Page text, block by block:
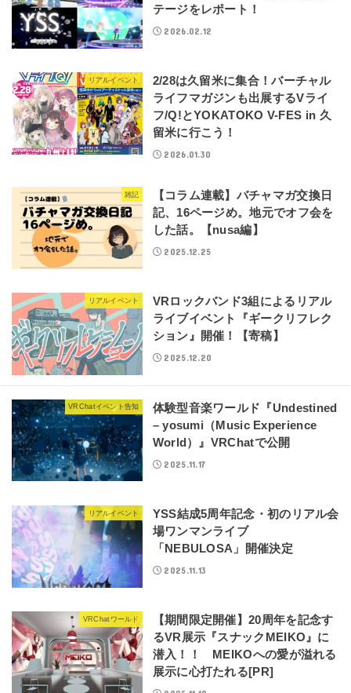
テージをレポート！
2026.02.12
リアルイベント
2/28は久留米に集合！バーチャル
ライフマガジンも出展するVライ
フ/Q!とYOKATOKO V-FES in 久
留米に行こう！
2026.01.30
雑記
【コラム連載】バチャマガ交換日
記、16ページめ。地元でオフ会を
した話。【nusa編】
2025.12.25
リアルイベント
VRロックバンド3組によるリアル
ライブイベント『ギークリフレク
ション』開催！【寄稿】
2025.12.20
VRChatイベント告知
体験型音楽ワールド『Undestined
– yosumi（Music Experience
World）』VRChatで公開
2025.11.17
リアルイベント
YSS結成5周年記念・初のリアル会
場ワンマンライブ
「NEBULOSA」開催決定
2025.11.13
VRChatワールド
【期間限定開催】20周年を記念す
るVR展示『スナックMEIKO』に
潜入！！ MEIKOへの愛が溢れる
展示に心打たれる[PR]